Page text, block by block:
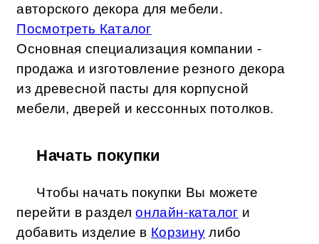
авторского декора для мебели.
Посмотреть Каталог
Основная специализация компании -
продажа и изготовление резного декора
из древесной пасты для корпусной
мебели, дверей и кессонных потолков.
Начать покупки
Чтобы начать покупки Вы можете
перейти в разделонлайн-каталог и
добавить изделие в Корзину либо